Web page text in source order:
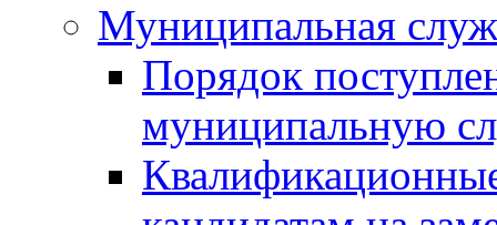
Муниципальная
Порядок
муниципальную